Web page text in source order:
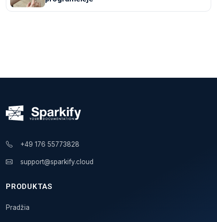
+49 176 55773828
support@sparkify.cloud
PRODUKTAS
Pradžia